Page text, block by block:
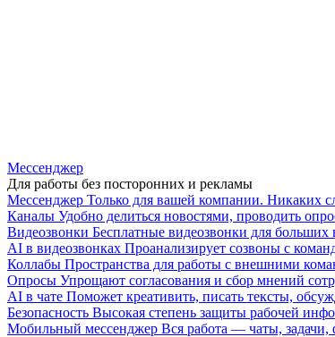
Мессенджер
Для работы без посторонних и рекламы
Мессенджер Только для вашей компании. Никаких
Каналы Удобно делиться новостями, проводить
Видеозвонки Бесплатные видеозвонки для больших
AI в видеозвонках Проанализирует созвоны с
Коллабы Пространства для работы с внешними
Опросы Упрощают согласования и сбор мнений
AI в чате Поможет креативить, писать тексты,
Безопасность Высокая степень защиты рабочей
Мобильный мессенджер Вся работа — чаты,